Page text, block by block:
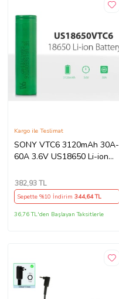
SONY VTC6 3120mAh 30A-
60A 3.6V US18650 Li-ion
Kargo ile Teslimat
382,93 TL
Sepette %10 İndirim 344,64 TL
36,76 TL'den Başlayan Taksitlerle